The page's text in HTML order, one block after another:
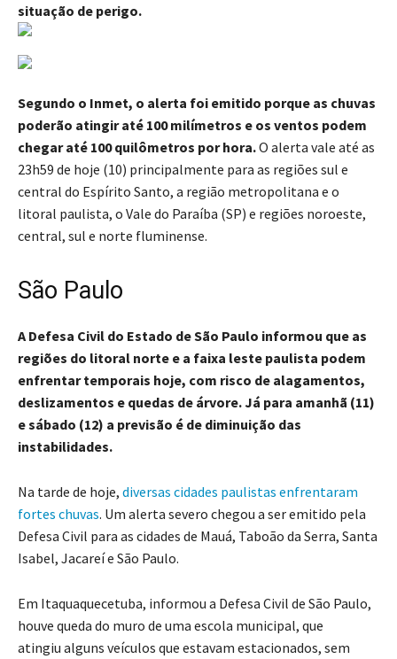
situação de perigo.
Segundo o Inmet, o alerta foi emitido porque as chuvas
poderão atingir até 100 milímetros e os ventos podem
chegar até 100 quilômetros por hora.O alerta vale até as
23h59 de hoje (10) principalmente para as regiões sul e
central do Espírito Santo, a região metropolitana e o
litoral paulista, o Vale do Paraíba (SP) e regiões noroeste,
central, sul e norte fluminense.
São Paulo
A Defesa Civil do Estado de São Paulo informou que as
regiões do litoral norte e a faixa leste paulista podem
enfrentar temporais hoje, com risco de alagamentos,
deslizamentos e quedas de árvore. Já para amanhã (11)
e sábado (12) a previsão é de diminuição das
instabilidades.
Na tarde de hoje, diversas cidades paulistas enfrentaram
fortes chuvas. Um alerta severo chegou a ser emitido pela
Defesa Civil para as cidades de Mauá, Taboão da Serra, Santa
Isabel, Jacareí e São Paulo.
Em Itaquaquecetuba, informou a Defesa Civil de São Paulo,
houve queda do muro de uma escola municipal, que
atingiu alguns veículos que estavam estacionados, sem